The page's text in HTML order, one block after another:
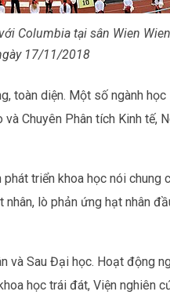
Columbia tại sân Wien
17/11/2018
toàn diện. Một số ngành
Chuyên Phân tích Kinh tế,
triển khoa học nói chung
lò phản ứng hạt nhân
và Sau Đại học. Hoạt động
học trái đát, Viện nghiên